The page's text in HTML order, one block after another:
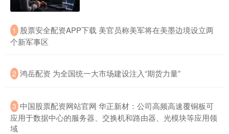
1 ​股票安全配资APP下载 美官员称美军将在美墨边境设立两
个新军事区
2 ​鸿岳配资 为全国统一大市场建设注入“期货力量”
3 ​中国股票配资网站官网 华正新材：公司高频高速覆铜板可
应用于数据中心的服务器、交换机和路由器、光模块等应用领
域